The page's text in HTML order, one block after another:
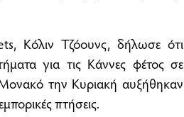
Κόλιν Τζόουνς, δήλωσε ότι
για τις Κάννες φέτος σε
την Κυριακή αυξήθηκαν
πτήσεις.